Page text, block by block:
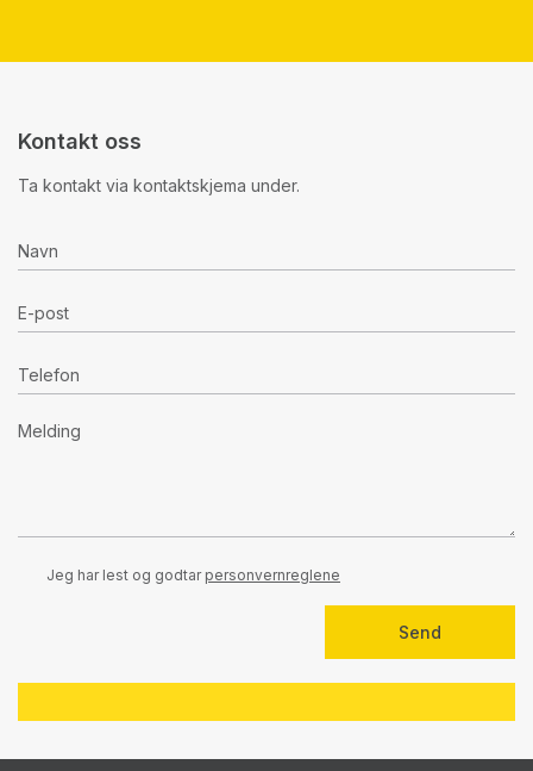
Kontakt oss
Ta kontakt via kontaktskjema under.
Jeg har lest og godtar personvernreglene